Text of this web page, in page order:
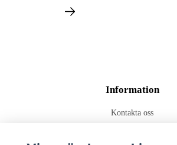
Information
Kontakta oss